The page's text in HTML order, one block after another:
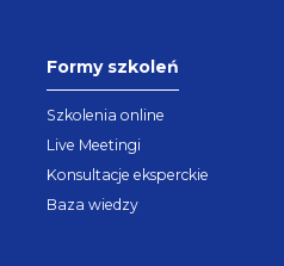
Formy szkoleń
Szkolenia online
Live Meetingi
Konsultacje eksperckie
Baza wiedzy